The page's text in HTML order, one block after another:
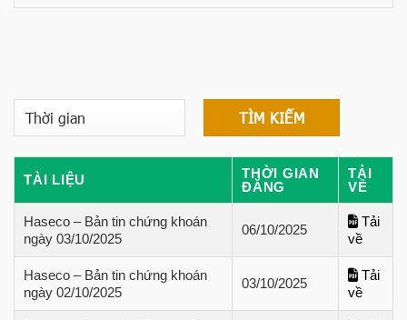
TÀI LIỆU
THỜI GIAN
ĐĂNG
TẢI
VỀ
Haseco – Bản tin chứng khoán
ngày 03/10/2025
06/10/2025
Tải
về
Haseco – Bản tin chứng khoán
ngày 02/10/2025
03/10/2025
Tải
về